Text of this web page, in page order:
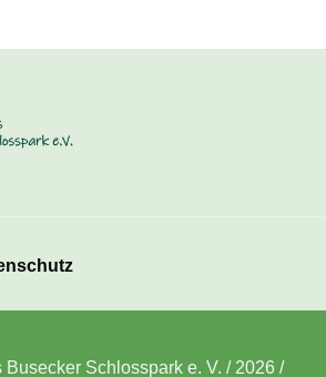
Schlosspark e. V. / 2026 /